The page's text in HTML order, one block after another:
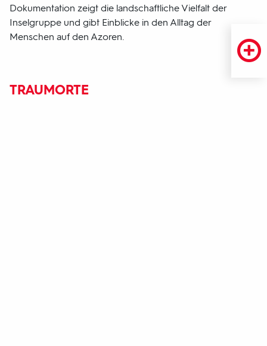
Dokumentation zeigt die landschaftliche Vielfalt der
Inselgruppe und gibt Einblicke in den Alltag der
Menschen auf den Azoren.
TRAUMORTE